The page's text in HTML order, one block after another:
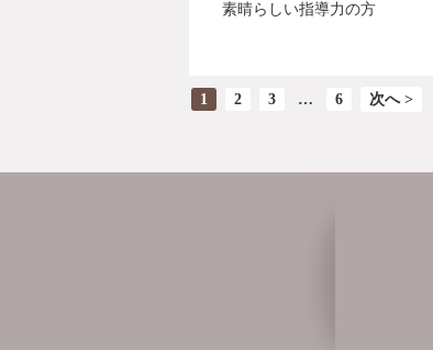
素晴らしい指導力の方
1 2 3 … 6 次へ >